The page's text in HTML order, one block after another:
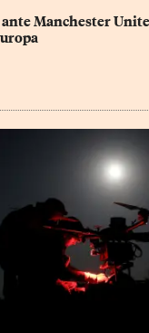
ante Manchester